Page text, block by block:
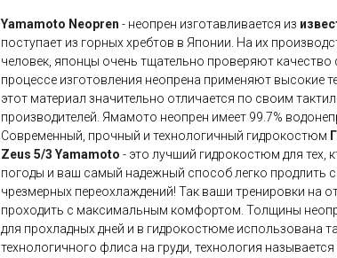
Yamamoto Neopren - неопрен изготавливается из
поступает из горных хребтов в Японии. На их
человек, японцы очень тщательно проверяют качество
процессе изготовления неопрена применяют высокие
этот материал значительно отличается по своим
производителей. Ямамото неопрен имеет 99.7%
Современный, прочный и технологичный гидрокостюм
Zeus 5/3 Yamamoto - это лучший гидрокостюм для тех,
погоды и ваш самый надежный способ легко продлить
чрезмерных переохлаждений! Так ваши тренировки на
проходить с максимальным комфортом. Толщины
для прохладных дней и в гидрокостюме использована
технологичного флиса на груди, технология называется